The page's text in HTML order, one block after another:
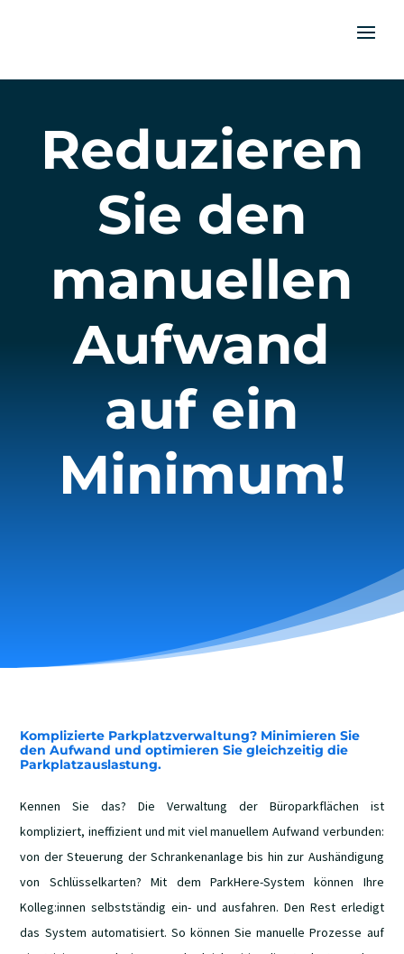
Reduzieren
Sie den
manuellen
Aufwand
auf ein
Minimum!
Komplizierte Parkplatzverwaltung? Minimieren Sie
den Aufwand und optimieren Sie gleichzeitig die
Parkplatzauslastung.
Kennen Sie das? Die Verwaltung der Büroparkflächen ist
kompliziert, ineffizient und mit viel manuellem Aufwand verbunden:
von der Steuerung der Schrankenanlage bis hin zur Aushändigung
von Schlüsselkarten? Mit dem ParkHere-System können Ihre
Kolleg:innen selbstständig ein- und ausfahren. Den Rest erledigt
das System automatisiert. So können Sie manuelle Prozesse auf